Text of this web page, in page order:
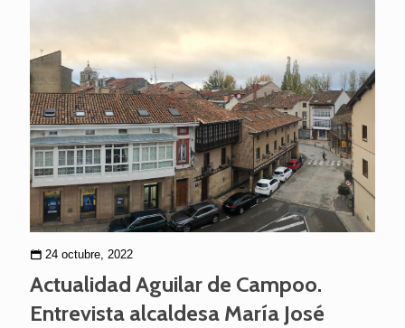
24 octubre, 2022
Actualidad Aguilar de Campoo.
Entrevista alcaldesa María José